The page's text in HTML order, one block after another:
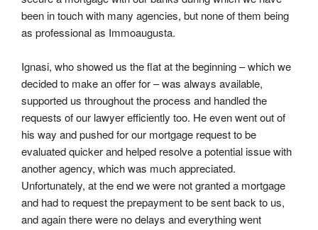
been in touch with many agencies, but none of them being
as professional as Immoaugusta.
Ignasi, who showed us the flat at the beginning – which we
decided to make an offer for – was always available,
supported us throughout the process and handled the
requests of our lawyer efficiently too. He even went out of
his way and pushed for our mortgage request to be
evaluated quicker and helped resolve a potential issue with
another agency, which was much appreciated.
Unfortunately, at the end we were not granted a mortgage
and had to request the prepayment to be sent back to us,
and again there were no delays and everything went